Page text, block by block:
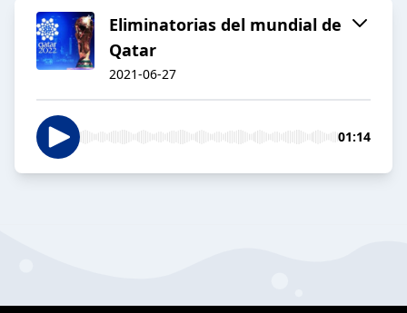
Eliminatorias del mundial de
Qatar
2021-06-27
01:14